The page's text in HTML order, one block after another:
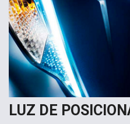
LUZ DE